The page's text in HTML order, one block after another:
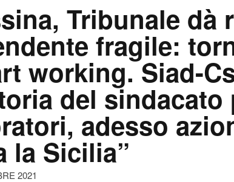
Tribunale dà
fragile:
working. Siad-
del
adesso
la Sicilia”
2021